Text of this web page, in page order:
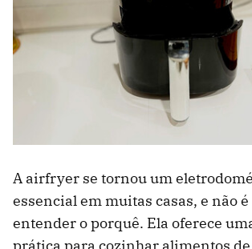
A airfryer se tornou um
essencial em muitas casas, e não
entender o porquê. Ela oferece